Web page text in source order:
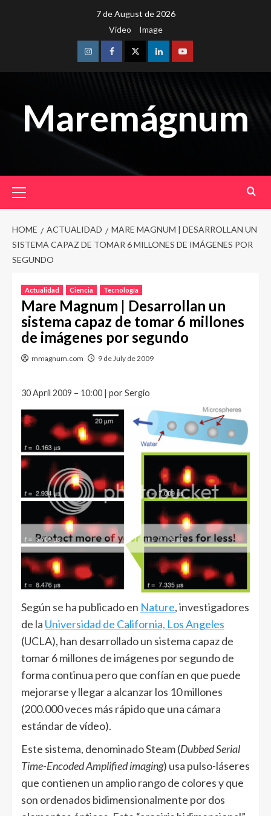
7 de August de 2026
Video
Image
InstagramFacebookTwitterLinkedinYoutube
Maremágnum
Menu
HOME ACTUALIDAD
MARE MAGNUM | DESARROLLAN UN
SISTEMA CAPAZ DE TOMAR 6 MILLONES DE IMÁGENES POR
SEGUNDO
Actualidad Ciencia Tecnología
Mare Magnum | Desarrollan un
sistema capaz de tomar 6 millones
de imágenes por segundo
mmagnum.com 9 de July de 2009
30 April 2009 – 10:00 | por Sergio
Según se ha publicado en Nature, investigadores
de la Universidad de California, Los Angeles
(UCLA), han desarrollado un sistema capaz de
tomar 6 millones de imágenes por segundo de
forma continua pero que confían en que puede
mejorarse y llegar a alcanzar los 10 millones
(200.000 veces más rápido que una cámara
estándar de vídeo).
Este sistema, denominado Steam (Dubbed Serial
Time-Encoded Amplified imaging) usa pulso-láseres
que contienen un amplio rango de colores y que
son ordenados bidimensionalmente por dos